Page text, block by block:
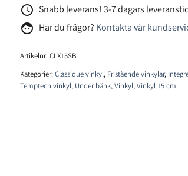
access_time Snabb leverans! 3-7 dagars
face Har du frågor? Kontakta vår
Artikelnr:CLX15SB
Kategorier:Classique vinkyl, Fristående vinkylar,
Temptech vinkyl, Under bänk,Vinkyl,Vinkyl 15 cm